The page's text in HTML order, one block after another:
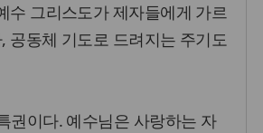
수 그리스도가 제자들에게 가르
공동체 기도로 드려지는 주기도
권이다. 예수님은 사랑하는 자